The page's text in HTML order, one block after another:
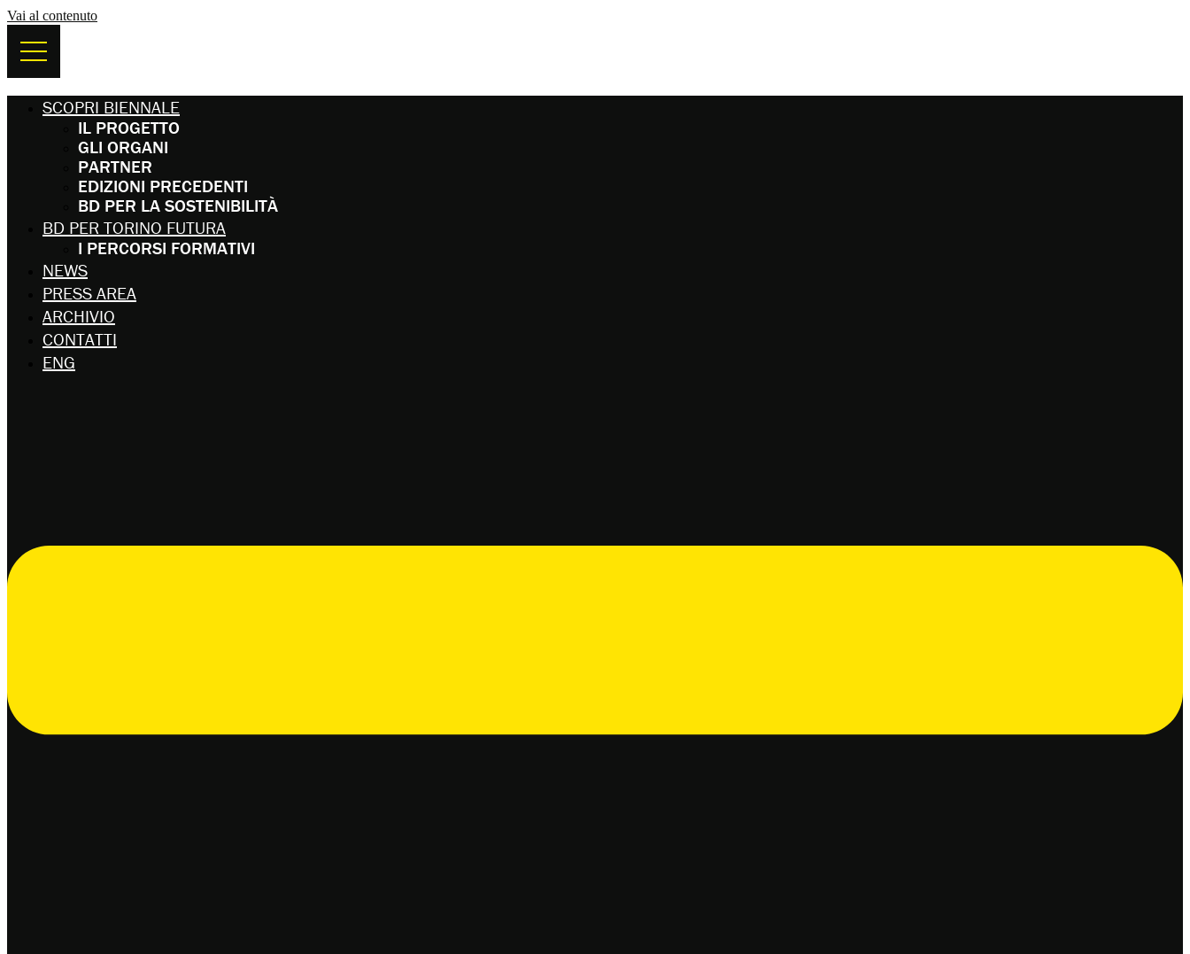
Vai al contenuto
SCOPRI BIENNALE
IL PROGETTO
GLI ORGANI
PARTNER
EDIZIONI PRECEDENTI
BD PER LA SOSTENIBILITÀ
BD PER TORINO FUTURA
I PERCORSI FORMATIVI
NEWS
PRESS AREA
ARCHIVIO
CONTATTI
ENG